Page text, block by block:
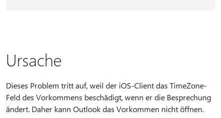
Ursache
Dieses Problem tritt auf, weil der iOS-Client das TimeZone-
Feld des Vorkommens beschädigt, wenn er die Besprechung
ändert. Daher kann Outlook das Vorkommen nicht öffnen.